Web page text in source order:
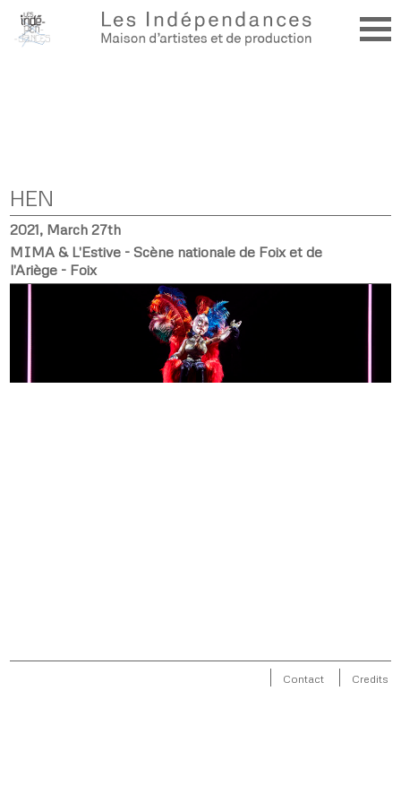
HEN
2021, March 27th
MIMA & L'Estive - Scène nationale de Foix et de
l'Ariège - Foix
Contact Credits